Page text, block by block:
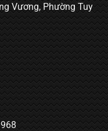
Vương, Phường Tuy